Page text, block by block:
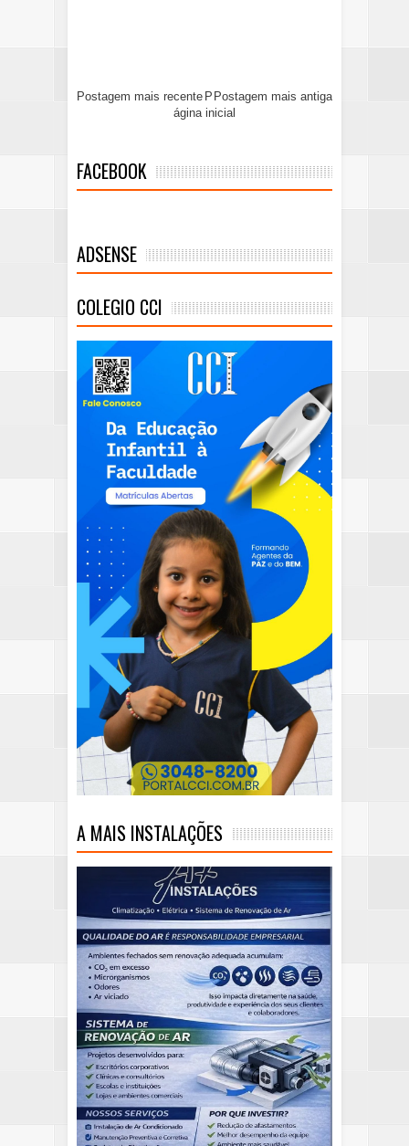
Postagem mais recente Postagem mais antiga
P
ágina inicial
FACEBOOK
ADSENSE
COLEGIO CCI
A MAIS INSTALAÇÕES